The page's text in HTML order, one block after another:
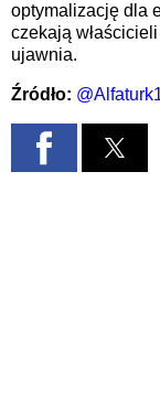
optymalizację dla
czekają
ujawnia.
Źródło: